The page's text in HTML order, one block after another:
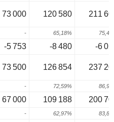
73 000 120 580 211
- 65,18%
-5 753 -8 480
-6
73 500 126 854 237
- 72,59%
67 000 109 188 200
- 62,97%